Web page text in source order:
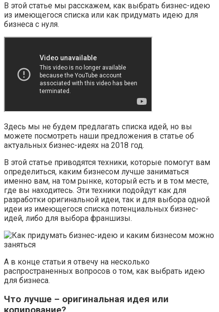
В этой статье мы расскажем, как выбрать бизнес-идею
из имеющегося списка или как придумать идею для
бизнеса с нуля.
Здесь мы не будем предлагать списка идей, но вы
можете посмотреть наши предложения в статье об
актуальных бизнес-идеях на 2018 год.
В этой статье приводятся техники, которые помогут вам
определиться, каким бизнесом лучше заниматься
именно вам, на том рынке, который есть и в том месте,
где вы находитесь. Эти техники подойдут как для
разработки оригинальной идеи, так и для выбора одной
идеи из имеющегося списка потенциальных бизнес-
идей, либо для выбора франшизы.
А в конце статьи я отвечу на несколько
распространенных вопросов о том, как выбрать идею
для бизнеса.
Что лучше – оригинальная идея или